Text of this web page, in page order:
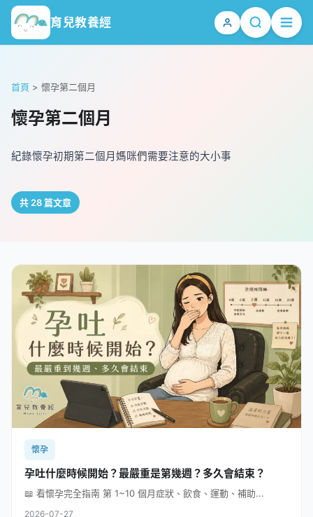
育兒教養經
首頁 > 懷孕第二個月
懷孕第二個月
紀錄懷孕初期第二個月媽咪們需要注意的大小事
共 28 篇文章
懷孕
孕吐什麼時候開始？最嚴重是第幾週？多久會結束？
📖 看懷孕完全指南 第 1~10 個月症狀、飲食、運動、補助...
2026-07-27